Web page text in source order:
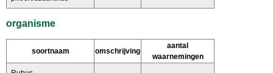
organisme
soortnaam omschrijving
aantal
waarnemingen